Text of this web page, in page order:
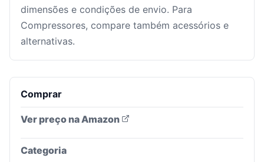
dimensões e condições de envio. Para
Compressores, compare também acessórios e
alternativas.
Comprar
Ver preço na Amazon
Categoria